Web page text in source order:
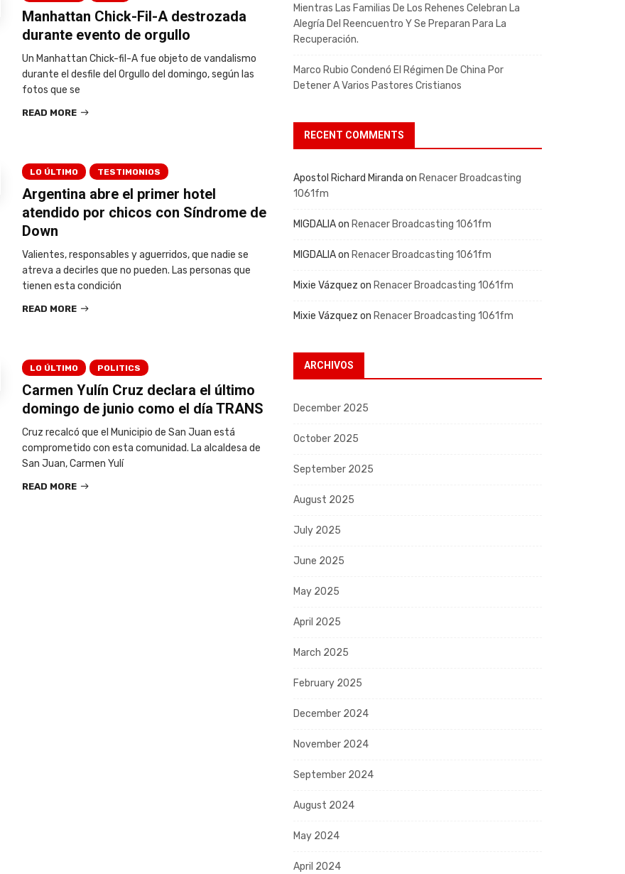
Manhattan Chick-Fil-A destrozada
durante evento de orgullo
Un Manhattan Chick-fil-A fue objeto de vandalismo
durante el desfile del Orgullo del domingo, según las
fotos que se
READ MORE
LO ÚLTIMO TESTIMONIOS
Argentina abre el primer hotel
atendido por chicos con Síndrome de
Down
Valientes, responsables y aguerridos, que nadie se
atreva a decirles que no pueden. Las personas que
tienen esta condición
READ MORE
LO ÚLTIMO POLITICS
Carmen Yulín Cruz declara el último
domingo de junio como el día TRANS
Cruz recalcó que el Municipio de San Juan está
comprometido con esta comunidad. La alcaldesa de
San Juan, Carmen Yulí
READ MORE
Mientras Las Familias De Los Rehenes Celebran La
Alegría Del Reencuentro Y Se Preparan Para La
Recuperación.
Marco Rubio Condenó El Régimen De China Por
Detener A Varios Pastores Cristianos
RECENT COMMENTS
Apostol Richard Miranda on Renacer Broadcasting
1061fm
MIGDALIAon Renacer Broadcasting 1061fm
MIGDALIAon Renacer Broadcasting 1061fm
Mixie Vázquez on Renacer Broadcasting 1061fm
Mixie Vázquez on Renacer Broadcasting 1061fm
ARCHIVOS
December 2025
October 2025
September 2025
August 2025
July 2025
June 2025
May 2025
April 2025
March 2025
February 2025
December 2024
November 2024
September 2024
August 2024
May 2024
April 2024